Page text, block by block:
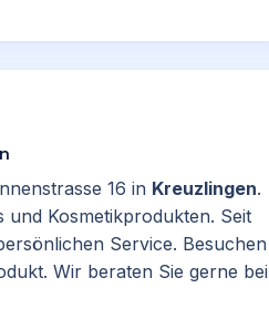
16 in Kreuzlingen.
Kosmetikprodukten. Seit
Service. Besuchen
Wir beraten Sie gerne bei